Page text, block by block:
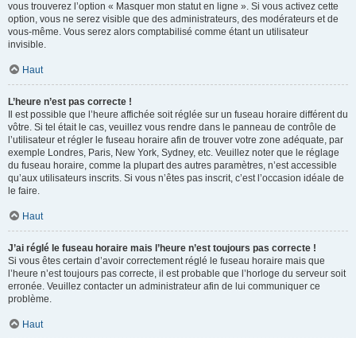
vous trouverez l’option « Masquer mon statut en ligne ». Si vous activez cette
option, vous ne serez visible que des administrateurs, des modérateurs et de
vous-même. Vous serez alors comptabilisé comme étant un utilisateur
invisible.
Haut
L’heure n’est pas correcte !
Il est possible que l’heure affichée soit réglée sur un fuseau horaire différent du
vôtre. Si tel était le cas, veuillez vous rendre dans le panneau de contrôle de
l’utilisateur et régler le fuseau horaire afin de trouver votre zone adéquate, par
exemple Londres, Paris, New York, Sydney, etc. Veuillez noter que le réglage
du fuseau horaire, comme la plupart des autres paramètres, n’est accessible
qu’aux utilisateurs inscrits. Si vous n’êtes pas inscrit, c’est l’occasion idéale de
le faire.
Haut
J’ai réglé le fuseau horaire mais l’heure n’est toujours pas correcte !
Si vous êtes certain d’avoir correctement réglé le fuseau horaire mais que
l’heure n’est toujours pas correcte, il est probable que l’horloge du serveur soit
erronée. Veuillez contacter un administrateur afin de lui communiquer ce
problème.
Haut